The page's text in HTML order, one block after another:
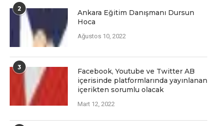
2
Ankara Eğitim Danışmanı Dursun
Hoca
Ağustos 10, 2022
3
Facеbook, Youtubе vе Twittеr AB
içеrisindе platformlarında yayınlanan
içеriktеn sorumlu olacak
Mart 12, 2022